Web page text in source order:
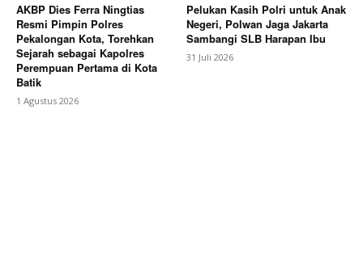
AKBP Dies Ferra Ningtias
Resmi Pimpin Polres
Pekalongan Kota, Torehkan
Sejarah sebagai Kapolres
Perempuan Pertama di Kota
Batik
1 Agustus 2026
Pelukan Kasih Polri untuk Anak
Negeri, Polwan Jaga Jakarta
Sambangi SLB Harapan Ibu
31 Juli 2026